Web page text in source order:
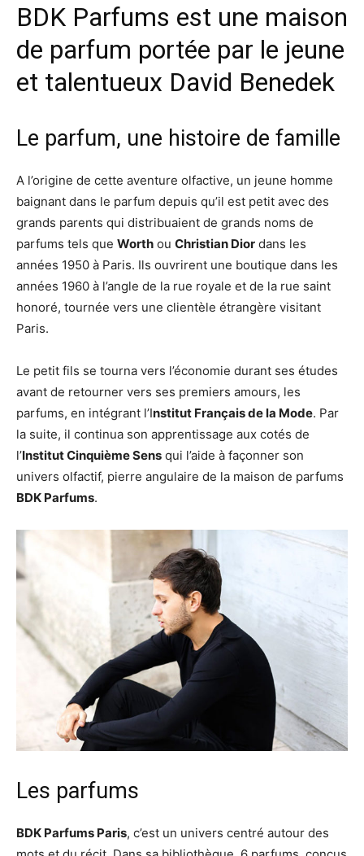
BDK Parfums est une maison
de parfum portée par le jeune
et talentueux David Benedek
Le parfum, une histoire de famille
A l’origine de cette aventure olfactive, un jeune homme
baignant dans le parfum depuis qu’il est petit avec des
grands parents qui distribuaient de grands noms de
parfums tels que Worth ou Christian Dior dans les
années 1950 à Paris. Ils ouvrirent une boutique dans les
années 1960 à l’angle de la rue royale et de la rue saint
honoré, tournée vers une clientèle étrangère visitant
Paris.
Le petit fils se tourna vers l’économie durant ses études
avant de retourner vers ses premiers amours, les
parfums, en intégrant l’Institut Français de la Mode. Par
la suite, il continua son apprentissage aux cotés de
l’Institut Cinquième Sens qui l’aide à façonner son
univers olfactif, pierre angulaire de la maison de parfums
BDK Parfums.
Les parfums
BDK Parfums Paris, c’est un univers centré autour des